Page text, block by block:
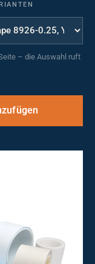
– die Auswahl ruft